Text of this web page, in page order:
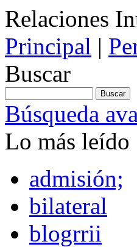
Relaciones
Principal |
Buscar
Búsqueda
Lo más leído
admisión;
bilateral
blogrrii